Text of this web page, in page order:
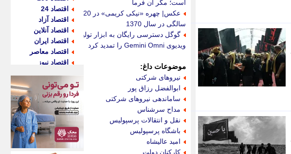
است؛ مگر آن فرما
عکس| چهره «نیکی کریمی» در 20
سالگی در سال 1370
گوگل دسترسی رایگان به ابزار تولید
ویدیوی Gemini Omni را تمدید کرد
موضوعات داغ:
نیروهای شرکتی
ابوالفضل رزاق پور
ساماندهی نیروهای شرکتی
مداح سرشناس
نقل و انتقالات پرسپولیس
باشگاه پرسپولیس
امید عالیشاه
کارکنان دولت
اقتصاد 24
اقتصاد آزاد
اقتصاد آنلاین
اقتصاد ایران
اقتصاد معاصر
اقتصاد نیوز
اکوفارس
اکونگار
اکونیوز
الف
انتشار آنلاین
اندیشه قرن
اندیشه معاصر